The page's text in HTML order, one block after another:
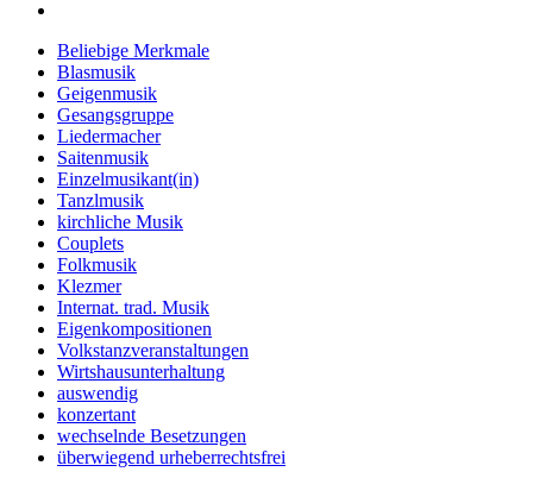
Beliebige Merkmale
Blasmusik
Geigenmusik
Gesangsgruppe
Liedermacher
Saitenmusik
Einzelmusikant(in)
Tanzlmusik
kirchliche Musik
Couplets
Folkmusik
Klezmer
Internat. trad. Musik
Eigenkompositionen
Volkstanzveranstaltungen
Wirtshausunterhaltung
auswendig
konzertant
wechselnde Besetzungen
überwiegend urheberrechtsfrei